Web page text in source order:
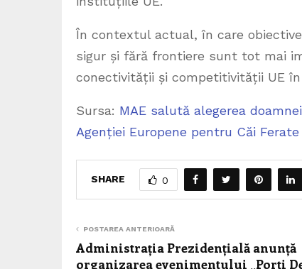
În contextul actual, în care
sigur și fără frontiere sunt tot mai
conectivității și competitivității UE în
Sursa: MAE salută alegerea
Agenției Europene pentru Căi
SHARE 0
POSTAREA ANTERIOARĂ
Administrația Prezidențială anunță
organizarea evenimentului „Porți